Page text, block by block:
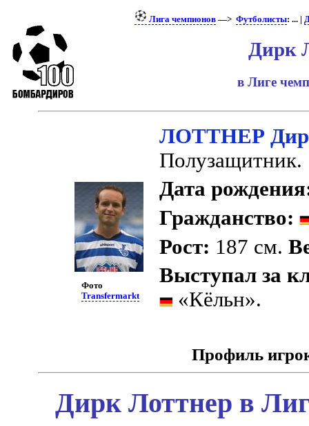
Лига чемпионов—> Футболисты: ... |
Дирк
в Лиге
Фото
Transfermarkt
ЛОТТНЕР
Полузащитник.
Дата
Гражданство:
Рост: 187 см.
Выступал за
«Кёльн».
Профиль
Дирк Лоттнер в